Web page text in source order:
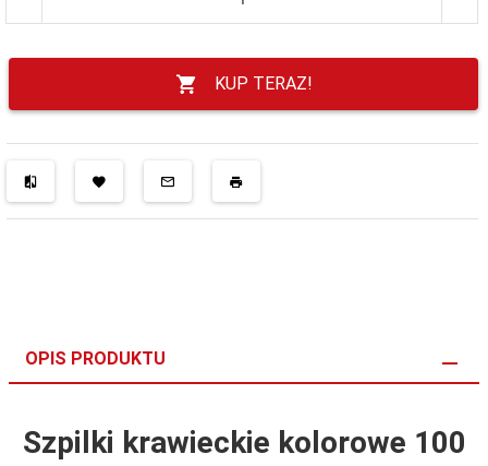
KUP TERAZ!
OPIS PRODUKTU
Szpilki krawieckie kolorowe 100